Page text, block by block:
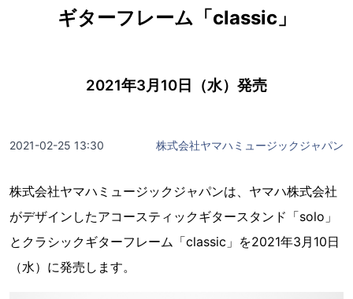
ギターフレーム「classic」
2021年3月10日（水）発売
2021-02-25 13:30 株式会社ヤマハミュージックジャパン
株式会社ヤマハミュージックジャパンは、ヤマハ株式会社
がデザインしたアコースティックギタースタンド「solo」
とクラシックギターフレーム「classic」を2021年3月10日
（水）に発売します。